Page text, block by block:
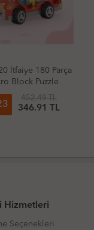
8604 Şeker Dükkanı
Parça Micro Block
Puzzle
% 23
452.49 TL
346.91 TL
Hizmetleri
Seçenekleri